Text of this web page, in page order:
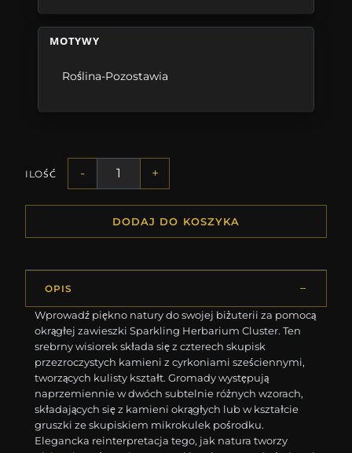
MOTYWY
Roślina-Pozostawia
ILOŚĆ - +
DODAJ DO KOSZYKA
OPIS
Wprowadź piękno natury do swojej biżuterii za pomocą
okrągłej zawieszki Sparkling Herbarium Cluster. Ten
srebrny wisiorek składa się z czterech skupisk
przezroczystych kamieni z cyrkoniami sześciennymi,
tworzących kulisty kształt. Gromady występują
naprzemiennie w dwóch subtelnie różnych wzorach,
składających się z kamieni okrągłych lub w kształcie
gruszki ze skupiskiem mikrokulek pośrodku.
Elegancka reinterpretacja tego, jak natura tworzy